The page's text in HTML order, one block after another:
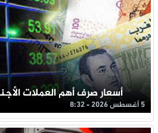
أسعار صرف أهم العملات
5 أغسطس 2026 - 8:32